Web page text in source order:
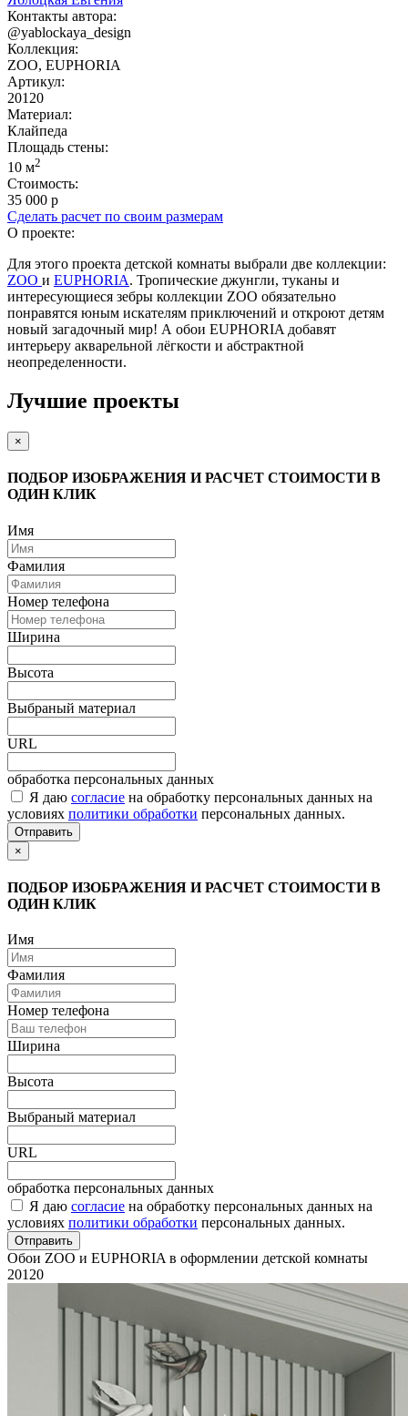
Контакты автора:
@yablockaya_design
Коллекция:
ZOO, EUPHORIA
Артикул:
20120
Материал:
Клайпеда
Площадь cтены:
10 м2
Стоимость:
35 000 р
Сделать расчет по своим размерам
О проекте:
Для этого проекта детской комнаты выбрали две коллекции:
ZOO и EUPHORIA. Тропические джунгли, туканы и
интересующиеся зебры коллекции ZOO обязательно
понравятся юным искателям приключений и откроют детям
новый загадочный мир! А обои EUPHORIA добавят
интерьеру акварельной лёгкости и абстрактной
неопределенности.
Лучшие проекты
×
ПОДБОР ИЗОБРАЖЕНИЯ И РАСЧЕТ СТОИМОСТИ В
ОДИН КЛИК
Имя
Фамилия
Номер телефона
Ширина
Высота
Выбраный материал
URL
обработка персональных данных
Я даю согласие на обработку персональных данных на
условиях политики обработки персональных данных.
Отправить
×
ПОДБОР ИЗОБРАЖЕНИЯ И РАСЧЕТ СТОИМОСТИ В
ОДИН КЛИК
Имя
Фамилия
Номер телефона
Ширина
Высота
Выбраный материал
URL
обработка персональных данных
Я даю согласие на обработку персональных данных на
условиях политики обработки персональных данных.
Отправить
Обои ZOO и EUPHORIA в оформлении детской комнаты
20120